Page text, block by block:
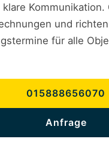
Kommunikation.
und
für alle
015888656070
Anfrage